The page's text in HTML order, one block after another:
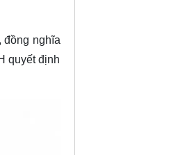
đồng nghĩa
quyết định